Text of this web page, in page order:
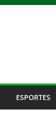
ESPORTES